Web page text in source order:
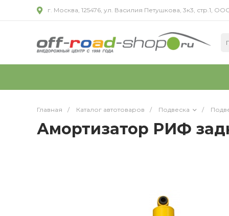
г. Москва, 125476, ул. Василия Петушкова, 3к3, стр.1,
Главная / Каталог автотоваров / Подвеска /
Амортизатор РИФ